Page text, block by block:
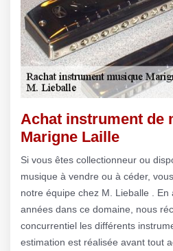
Achat instrument de
Marigne Laille
Si vous êtes collectionneur ou
musique à vendre ou à céder,
notre équipe chez M. Lieballe .
années dans ce domaine, nous
concurrentiel les différents
estimation est réalisée avant tout